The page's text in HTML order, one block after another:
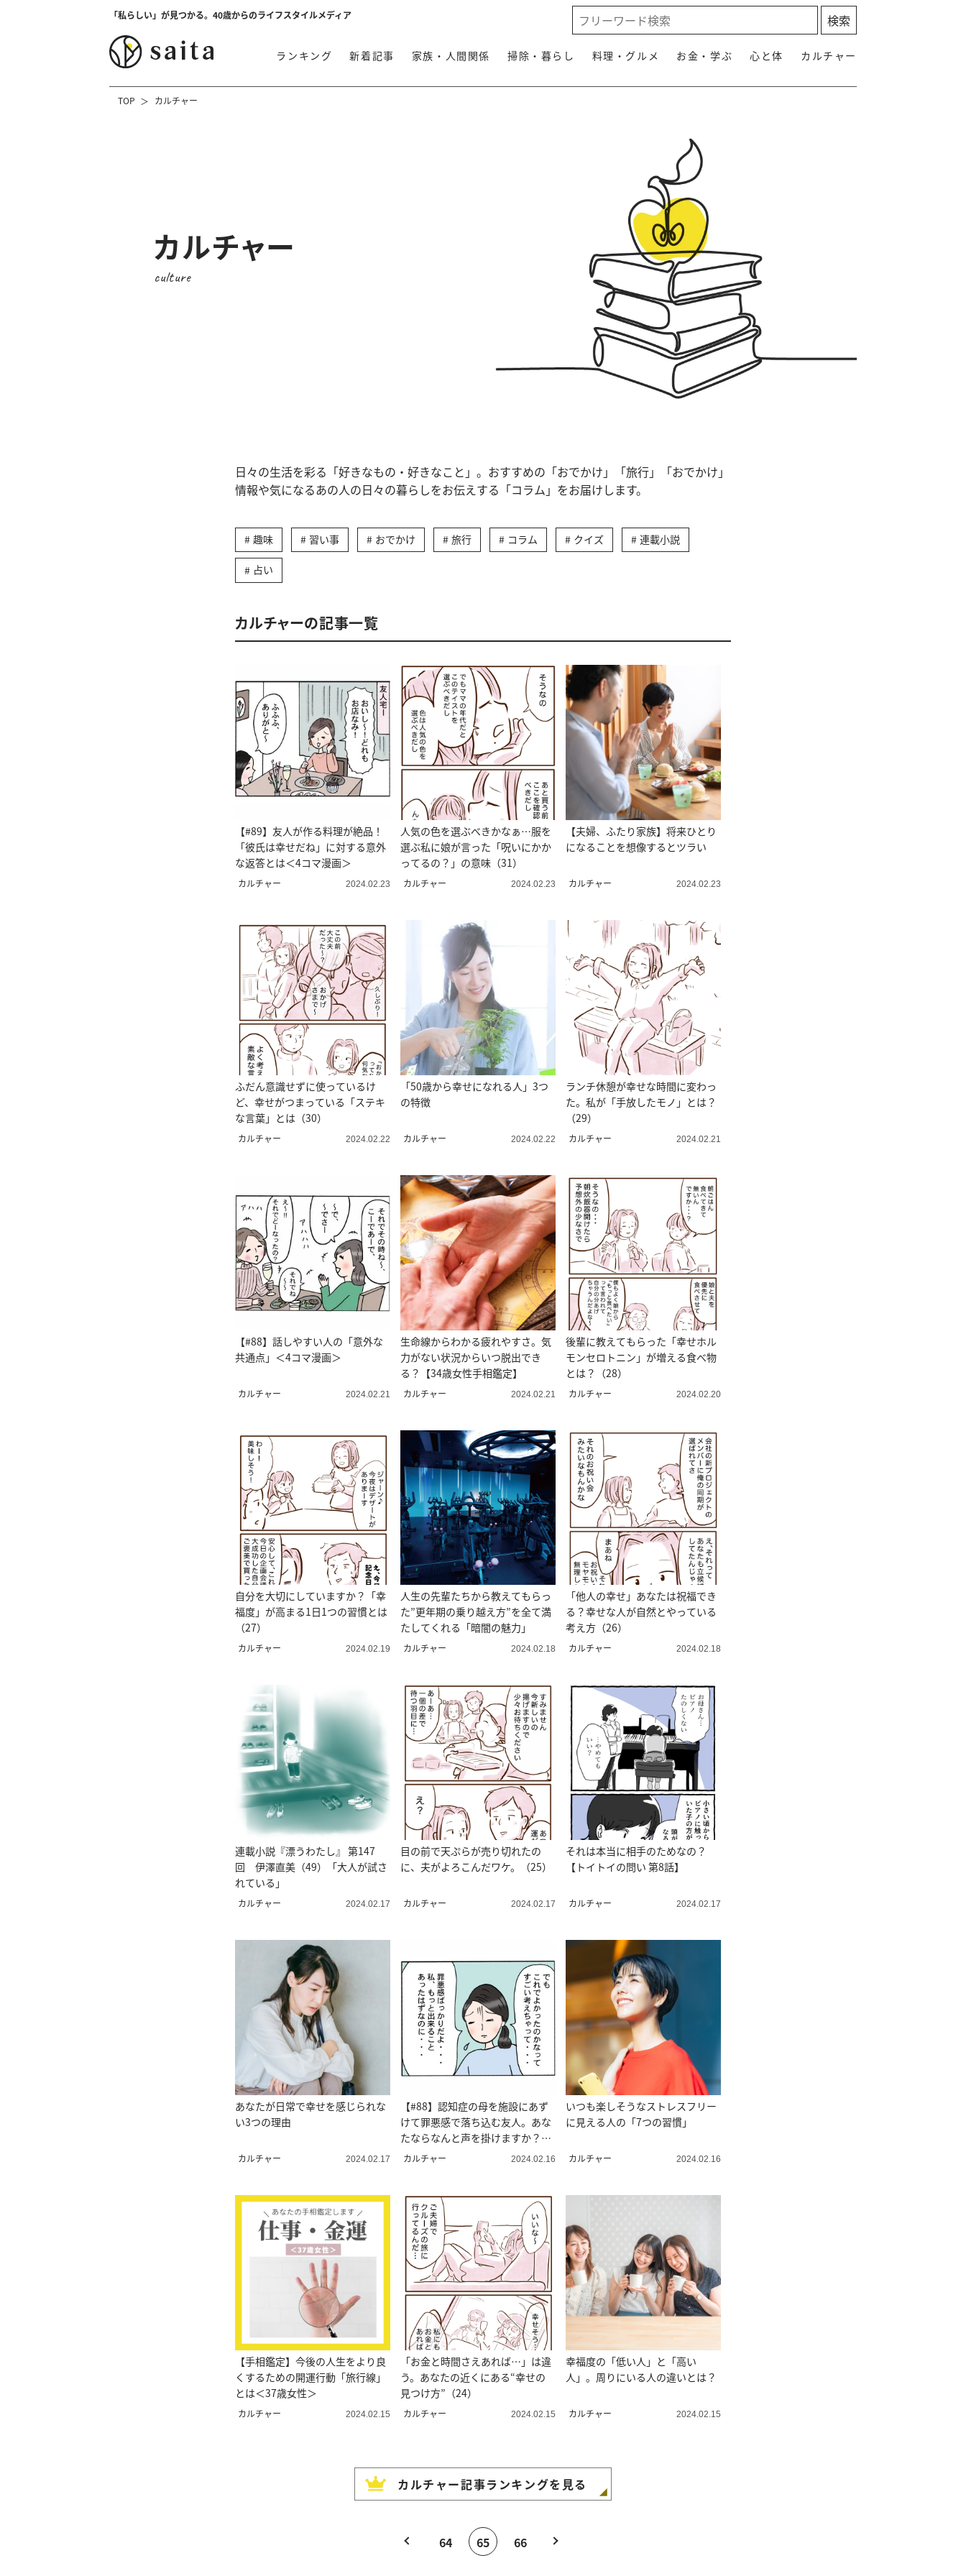
「私らしい」が見つかる。40歳からのライフスタイルメディア
ランキング 新着記事 家族・人間関係 掃除・暮らし 料理・グルメ お金・学ぶ 心と体 カルチャー
TOP カルチャー
カルチャー
culture
日々の生活を彩る「好きなもの・好きなこと」。おすすめの「おでかけ」「旅行」「おでかけ」
情報や気になるあの人の日々の暮らしをお伝えする「コラム」をお届けします。
趣味 習い事 おでかけ 旅行 コラム クイズ 連載小説
占い
カルチャーの記事一覧
【#89】友人が作る料理が絶品！
「彼氏は幸せだね」に対する意外
な返答とは＜4コマ漫画＞
カルチャー 2024.02.23
人気の色を選ぶべきかなぁ…服を
選ぶ私に娘が言った「呪いにかか
ってるの？」の意味（31）
カルチャー 2024.02.23
【夫婦、ふたり家族】将来ひとり
になることを想像するとツラい
カルチャー 2024.02.23
ふだん意識せずに使っているけ
ど、幸せがつまっている「ステキ
な言葉」とは（30）
カルチャー 2024.02.22
「50歳から幸せになれる人」3つ
の特徴
カルチャー 2024.02.22
ランチ休憩が幸せな時間に変わっ
た。私が「手放したモノ」とは？
（29）
カルチャー 2024.02.21
【#88】話しやすい人の「意外な
共通点」＜4コマ漫画＞
カルチャー 2024.02.21
生命線からわかる疲れやすさ。気
力がない状況からいつ脱出でき
る？【34歳女性手相鑑定】
カルチャー 2024.02.21
後輩に教えてもらった「幸せホル
モンセロトニン」が増える食べ物
とは？（28）
カルチャー 2024.02.20
自分を大切にしていますか？「幸
福度」が高まる1日1つの習慣とは
（27）
カルチャー 2024.02.19
人生の先輩たちから教えてもらっ
た”更年期の乗り越え方”を全て満
たしてくれる「暗闇の魅力」
カルチャー 2024.02.18
「他人の幸せ」あなたは祝福でき
る？幸せな人が自然とやっている
考え方（26）
カルチャー 2024.02.18
連載小説『漂うわたし』 第147
回 伊澤直美（49）「大人が試さ
れている」
カルチャー 2024.02.17
目の前で天ぷらが売り切れたの
に、夫がよろこんだワケ。（25）
カルチャー 2024.02.17
それは本当に相手のためなの？
【トイトイの問い 第8話】
カルチャー 2024.02.17
あなたが日常で幸せを感じられな
い3つの理由
カルチャー 2024.02.17
【#88】認知症の母を施設にあず
けて罪悪感で落ち込む友人。あな
たならなんと声を掛けますか？＜
4コマ漫画＞
カルチャー 2024.02.16
いつも楽しそうなストレスフリー
に見える人の「7つの習慣」
カルチャー 2024.02.16
【手相鑑定】今後の人生をより良
くするための開運行動「旅行線」
とは＜37歳女性＞
カルチャー 2024.02.15
「お金と時間さえあれば…」は違
う。あなたの近くにある“幸せの
見つけ方”（24）
カルチャー 2024.02.15
幸福度の「低い人」と「高い
人」。周りにいる人の違いとは？
カルチャー 2024.02.15
カルチャー記事ランキングを見る
64 65 66